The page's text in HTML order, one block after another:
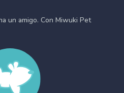
un amigo. Con Miwuki Pet